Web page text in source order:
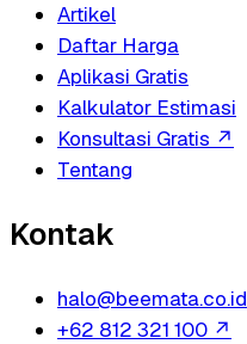
Artikel
Daftar Harga
Aplikasi Gratis
Kalkulator Estimasi
Konsultasi Gratis ↗
Tentang
Kontak
halo@beemata.co.id
+62 812 321 100 ↗